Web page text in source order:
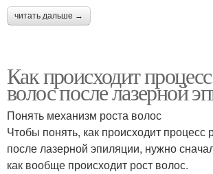
читать дальше →
Как происходит
волос после лазерной
Понять механизм роста волос
Чтобы понять, как происходит процесс
после лазерной эпиляции, нужно
как вообще происходит рост волос.